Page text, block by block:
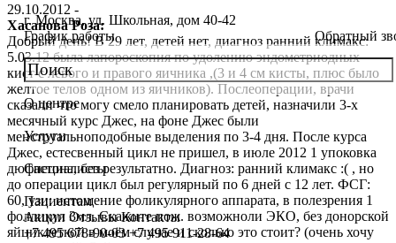
г. Москва, ул. Школьная, дом 40-42
График работы
Обратный
О центре
О клинике
Новости
Благотворительность
Сотрудничество с врачами
Услуги
Консультации специалистов
Стоимость ЭКО
Программы врт и эко
Специалисты
Главный врач
Заместитель главного врача
Пациентам
Онлайн-консультации специалистов
АкцииОтзывыКонтакты
+7 495 678-90-03 +7 495 911-28-64
29.10.2012 -
Хасанова Роза:
Добрый день! В 29 лет, детей нет, диагноз ранний климакс:
5.03.12 была лапороскопия по удолению эндометриодных
кист с левого и правого яичника ,(3 и 4 см кисты, плюс было
желтое телов одном из яичников). Послеоперации, врачи
сказали что могу смело планировать детей, назначили 3-х
месячный курс Джес, на фоне Джес были
менструальноподобные выделения по 3-4 дня. После курса
Джес, естесвенный цикл не пришел, в июле 2012 1 упоковка
дюфастона, без результатно. Диагноз: ранний климакс :( , но
до операции цикл был регулярный по 6 дней с 12 лет. ФСГ:
60, узи: истощение фоликулярного аппарата, в полезрения 1
фолликул 3мл. Скажите пож. возможноли ЭКО, без донорской
яйциклеткой в моём случае и сколько это стоит? (очень хочу